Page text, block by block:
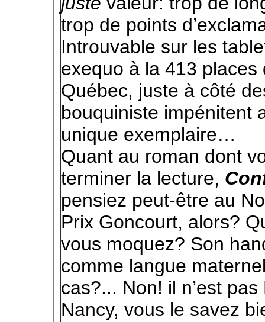
trop de points
Introuvable sur les
exequo à la 413
Québec, juste à côté
bouquiniste impénitent
unique exemplaire…
Quant au roman dont
terminer la lecture,
pensiez peut-être au
Prix Goncourt, alors?
vous moquez? Son
comme langue
cas?... Non! il n’est
Nancy, vous le savez